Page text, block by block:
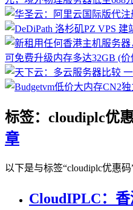
标签：cloudiplc优
章
以下是与标签“cloudiplc优惠
CloudIPLC：